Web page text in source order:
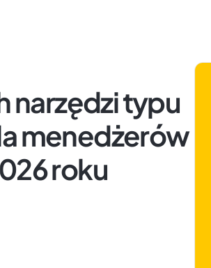
narzędzi typu
menedżerów
roku